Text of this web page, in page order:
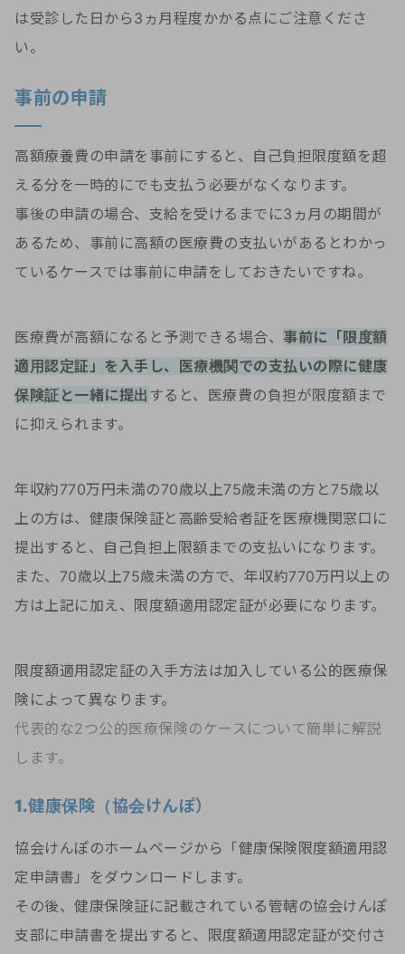
は受診した日から3ヵ月程度かかる点にご注意くださ
い。
事前の申請
高額療養費の申請を事前にすると、自己負担限度額を超
える分を一時的にでも支払う必要がなくなります。
事後の申請の場合、支給を受けるまでに3ヵ月の期間が
あるため、事前に高額の医療費の支払いがあるとわかっ
ているケースでは事前に申請をしておきたいですね。
医療費が高額になると予測できる場合、 事前に「限度額
適用認定証」を入手し、医療機関での支払いの際に健康
保険証と一緒に提出 すると、医療費の負担が限度額まで
に抑えられます。
年収約770万円未満の70歳以上75歳未満の方と75歳以
上の方は、健康保険証と高齢受給者証を医療機関窓口に
提出すると、自己負担上限額までの支払いになります。
また、70歳以上75歳未満の方で、年収約770万円以上の
方は上記に加え、限度額適用認定証が必要になります。
限度額適用認定証の入手方法は加入している公的医療保
険によって異なります。
代表的な2つ公的医療保険のケースについて簡単に解説
します。
1.健康保険（協会けんぽ）
協会けんぽのホームページから「健康保険限度額適用認
定申請書」をダウンロードします。
その後、健康保険証に記載されている管轄の協会けんぽ
支部に申請書を提出すると、限度額適用認定証が交付さ